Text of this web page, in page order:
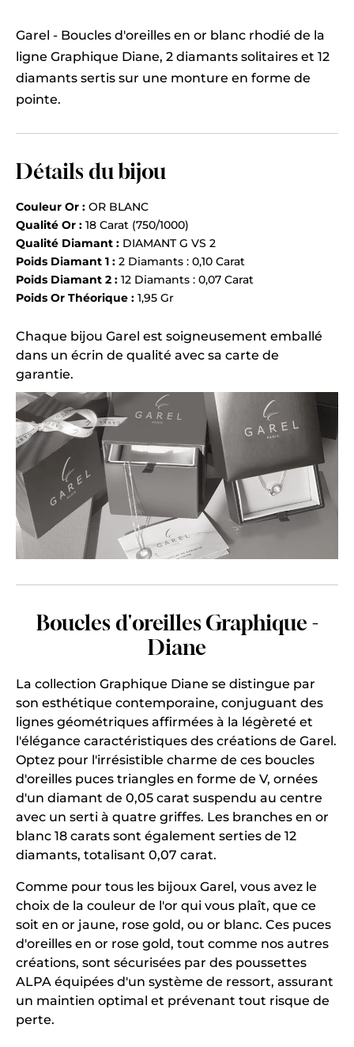
Garel - Boucles d'oreilles en or blanc rhodié de la
ligne Graphique Diane, 2 diamants solitaires et 12
diamants sertis sur une monture en forme de
pointe.
Détails du bijou
Couleur Or : OR BLANC
Qualité Or : 18 Carat (750/1000)
Qualité Diamant : DIAMANT G VS 2
Poids Diamant 1 : 2 Diamants : 0,10 Carat
Poids Diamant 2 : 12 Diamants : 0,07 Carat
Poids Or Théorique : 1,95 Gr
Chaque bijou Garel est soigneusement emballé
dans un écrin de qualité avec sa carte de
garantie.
Boucles d'oreilles Graphique -
Diane
La collection Graphique Diane se distingue par
son esthétique contemporaine, conjuguant des
lignes géométriques affirmées à la légèreté et
l'élégance caractéristiques des créations de Garel.
Optez pour l'irrésistible charme de ces boucles
d'oreilles puces triangles en forme de V, ornées
d'un diamant de 0,05 carat suspendu au centre
avec un serti à quatre griffes. Les branches en or
blanc 18 carats sont également serties de 12
diamants, totalisant 0,07 carat.
Comme pour tous les bijoux Garel, vous avez le
choix de la couleur de l'or qui vous plaît, que ce
soit en or jaune, rose gold, ou or blanc. Ces puces
d'oreilles en or rose gold, tout comme nos autres
créations, sont sécurisées par des poussettes
ALPA équipées d'un système de ressort, assurant
un maintien optimal et prévenant tout risque de
perte.